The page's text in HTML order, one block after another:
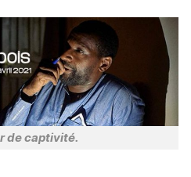
de captivité.